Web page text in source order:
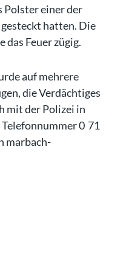
Polster einer der
hatten. Die
Feuer zügig.
auf mehrere
die Verdächtiges
mit der Polizei in
0 71
marbach-